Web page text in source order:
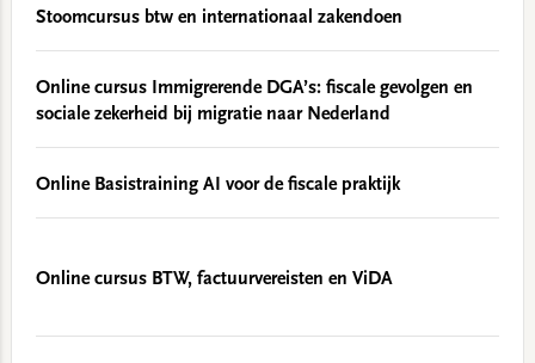
Stoomcursus btw en internationaal zakendoen
Online cursus Immigrerende DGA’s: fiscale gevolgen en
sociale zekerheid bij migratie naar Nederland
Online Basistraining AI voor de fiscale praktijk
Online cursus BTW, factuurvereisten en ViDA